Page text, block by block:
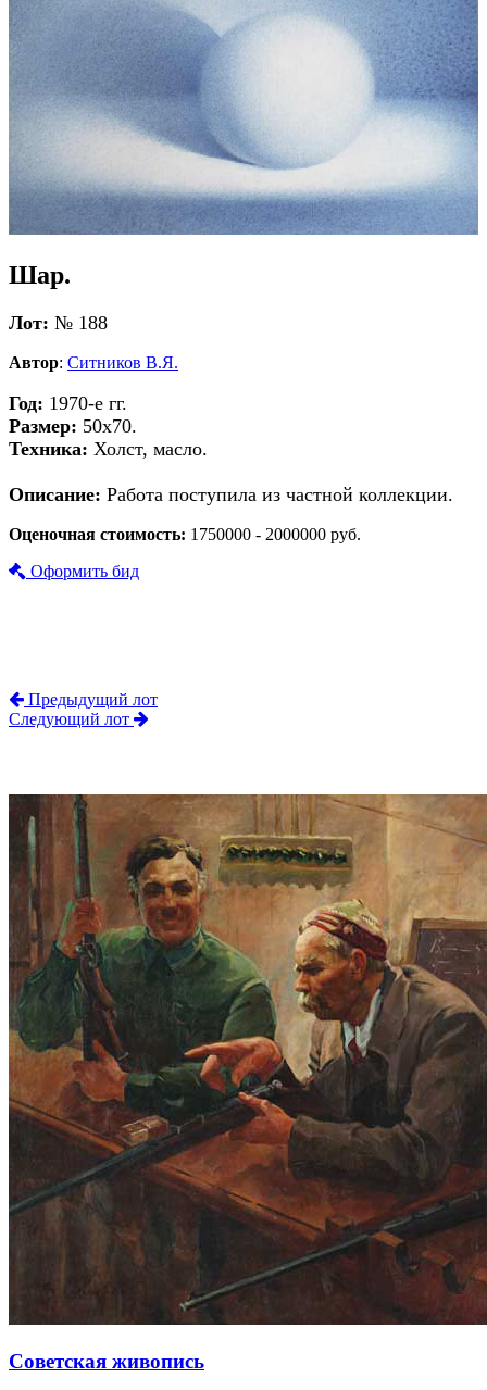
Шар.
Лот: № 188
Автор: Ситников В.Я.
Год: 1970-е гг.
Размер: 50х70.
Техника: Холст, масло.
Описание: Работа поступила из частной коллекции.
Оценочная стоимость: 1750000 - 2000000 руб.
Оформить бид
Предыдущий лот
Следующий лот
Советская живопись